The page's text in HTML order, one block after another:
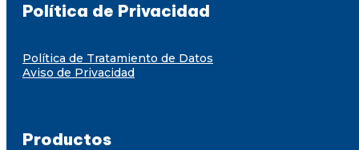
Política de Privacidad
Política de Tratamiento de Datos
Aviso de Privacidad
Productos